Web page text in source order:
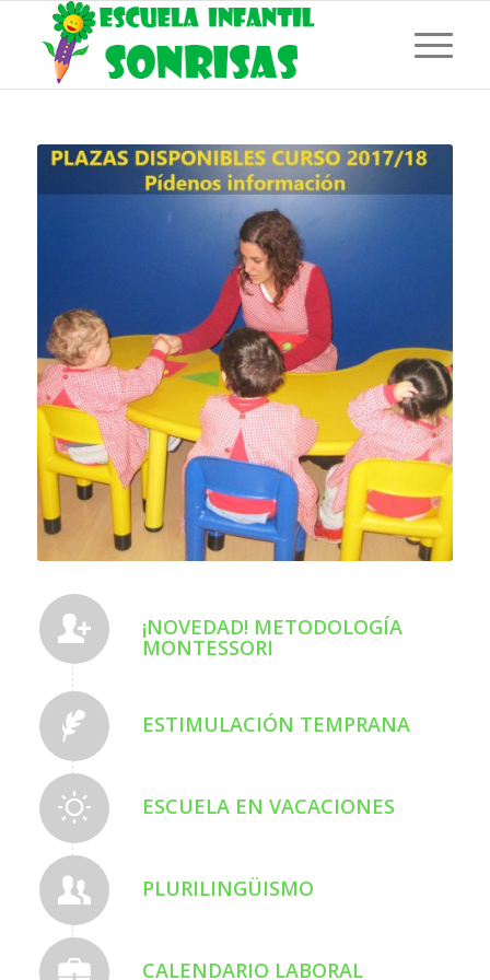
¡NOVEDAD! METODOLOGÍA
MONTESSORI
ESTIMULACIÓN TEMPRANA
ESCUELA EN VACACIONES
PLURILINGÜISMO
CALENDARIO LABORAL